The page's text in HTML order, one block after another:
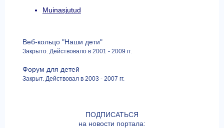
Muinasjutud
Веб-кольцо "Наши дети"
Закрыто. Действовало в 2001 - 2009 гг.
Форум для детей
Закрыт. Действовал в 2003 - 2007 гг.
ПОДПИСАТЬСЯ
на новости портала: